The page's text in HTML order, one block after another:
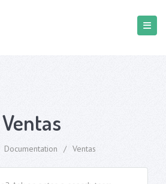
Ventas
Documentation / Ventas